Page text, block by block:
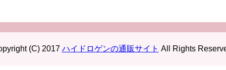
(C) 2017 ハイドロゲンの通販サイト All Rights